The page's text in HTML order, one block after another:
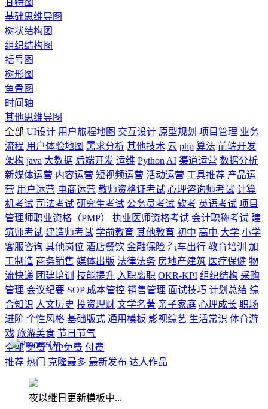
甘特图
基础思维导图
树状结构图
组织结构图
括号图
树形图
鱼骨图
时间轴
其他思维导图
全部 UI设计 用户旅程地图 交互设计 原型规划 项目管理 业务
流程 用户体验地图 需求分析 其他技术 云 php 算法 前端开发
架构 java 大数据 后端开发 运维 Python AI 渠道运营 数据分析
新媒体运营 内容运营 短视频运营 活动运营 工具推荐 产品运
营 用户运营 电商运营 教师资格证考试 心理咨询师考试 计算
机考试 司法考试 研究生考试 公务员考试 软考 英语考试 项目
管理师职业资格（PMP）
执业医师资格考试 会计职称考试 建
筑师考试 建造师考试 学前教育 其他教育 初中 高中 大学 小学
客服咨询 其他岗位 酒店餐饮 金融保险 汽车出行 教育培训
加
工制造 商务销售 媒体出版 法律法务 房地产建筑 医疗保健 物
流快递 团建培训 技能提升 入职离职 OKR-KPI 组织结构 采购
管理 会议纪要 SOP 成本管控 销售管理 面试技巧 计划总结 综
合知识 人文历史 投资理财 文学名著 亲子家庭 心理成长 职场
进阶 个性风格 基础版式 通用模板 影视综艺 生活常识 体育游
戏 旅游美食 节日节气
全部 免费 VIP免费 付费
推荐 热门 克隆最多 最新发布 达人作品
夜以继日更新模板中...